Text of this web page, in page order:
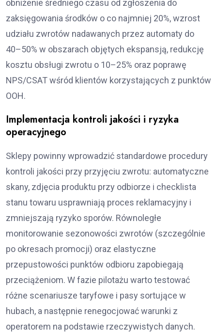
obniżenie średniego czasu od zgłoszenia do
zaksięgowania środków o co najmniej 20%, wzrost
udziału zwrotów nadawanych przez automaty do
40–50% w obszarach objętych ekspansją, redukcję
kosztu obsługi zwrotu o 10–25% oraz poprawę
NPS/CSAT wśród klientów korzystających z punktów
OOH.
Implementacja kontroli jakości i ryzyka
operacyjnego
Sklepy powinny wprowadzić standardowe procedury
kontroli jakości przy przyjęciu zwrotu: automatyczne
skany, zdjęcia produktu przy odbiorze i checklista
stanu towaru usprawniają proces reklamacyjny i
zmniejszają ryzyko sporów. Równoległe
monitorowanie sezonowości zwrotów (szczególnie
po okresach promocji) oraz elastyczne
przepustowości punktów odbioru zapobiegają
przeciążeniom. W fazie pilotażu warto testować
różne scenariusze taryfowe i pasy sortujące w
hubach, a następnie renegocjować warunki z
operatorem na podstawie rzeczywistych danych.